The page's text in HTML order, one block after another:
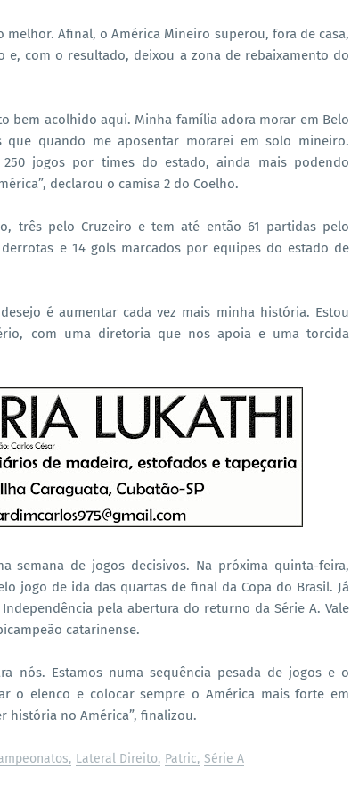
Afinal, o América Mineiro superou, fora de casa,
com o resultado, deixou a zona de rebaixamento do
bem acolhido aqui. Minha família adora morar em Belo
quando me aposentar morarei em solo mineiro.
jogos por times do estado, ainda mais podendo
declarou o camisa 2 do Coelho.
três pelo Cruzeiro e tem até então 61 partidas pelo
e 14 gols marcados por equipes do estado de
é aumentar cada vez mais minha história. Estou
com uma diretoria que nos apoia e uma torcida
semana de jogos decisivos. Na próxima quinta-feira,
jogo de ida das quartas de final da Copa do Brasil. Já
pela abertura do returno da Série A. Vale
catarinense.
nós. Estamos numa sequência pesada de jogos e o
o elenco e colocar sempre o América mais forte em
história no América”, finalizou.
Lateral Direito Patric Série A